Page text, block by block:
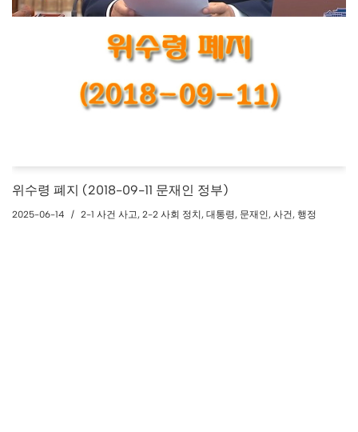
위수령 폐지 (2018-09-11 문재인 정부)
2025-06-14 2-1 사건 사고, 2-2 사회 정치, 대통령, 문재인, 사건, 행정